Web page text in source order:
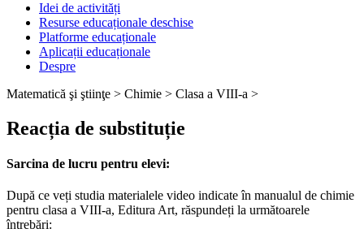
Idei de activități
Resurse educaționale deschise
Platforme educaționale
Aplicații educaționale
Despre
Matematică şi ştiinţe > Chimie > Clasa a VIII-a >
Reacția de substituție
Sarcina de lucru pentru elevi:
După ce veți studia materialele video indicate în manualul de chimie
pentru clasa a VIII-a, Editura Art, răspundeți la următoarele
întrebări: